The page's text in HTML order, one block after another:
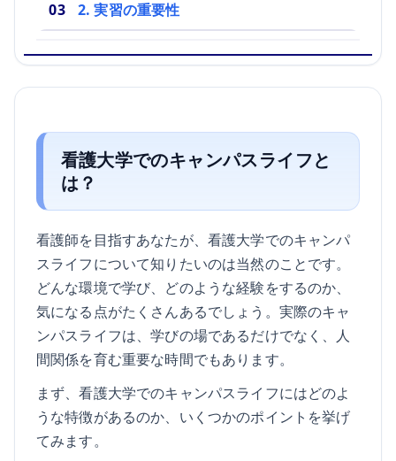
2. 実習の重要性
看護大学でのキャンパスライフと
は？
看護師を目指すあなたが、看護大学でのキャンパ
スライフについて知りたいのは当然のことです。
どんな環境で学び、どのような経験をするのか、
気になる点がたくさんあるでしょう。実際のキャ
ンパスライフは、学びの場であるだけでなく、人
間関係を育む重要な時間でもあります。
まず、看護大学でのキャンパスライフにはどのよ
うな特徴があるのか、いくつかのポイントを挙げ
てみます。